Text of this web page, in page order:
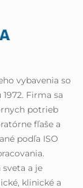
vybavenia so
Firma sa
potrieb
fľaše a
podľa ISO
a je
klinické a